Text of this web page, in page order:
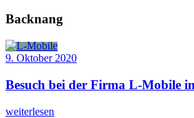
Backnang
9. Oktober 2020
Besuch bei der Firma L-Mobile
weiterlesen